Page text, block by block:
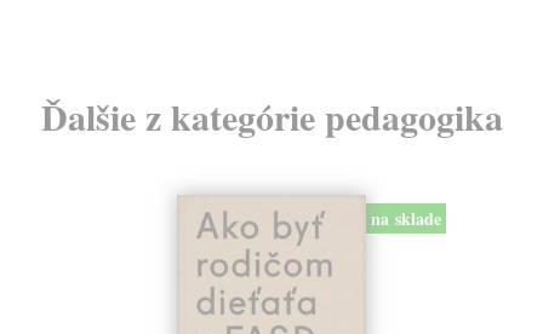
Ďalšie z kategórie pedagogika
na sklade